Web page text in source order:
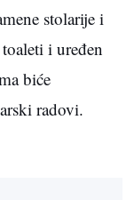
stolarije i
i uređen
biće
radovi.